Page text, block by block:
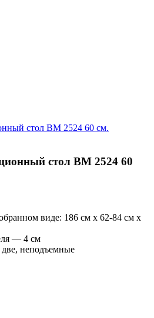
стол BM 2524 60
виде: 186 см х 62-84 см х
— 4 см
неподъемные